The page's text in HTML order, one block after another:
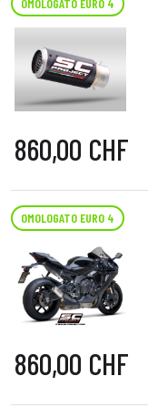
860,00 CHF
OMOLOGATO EURO 4
860,00 CHF